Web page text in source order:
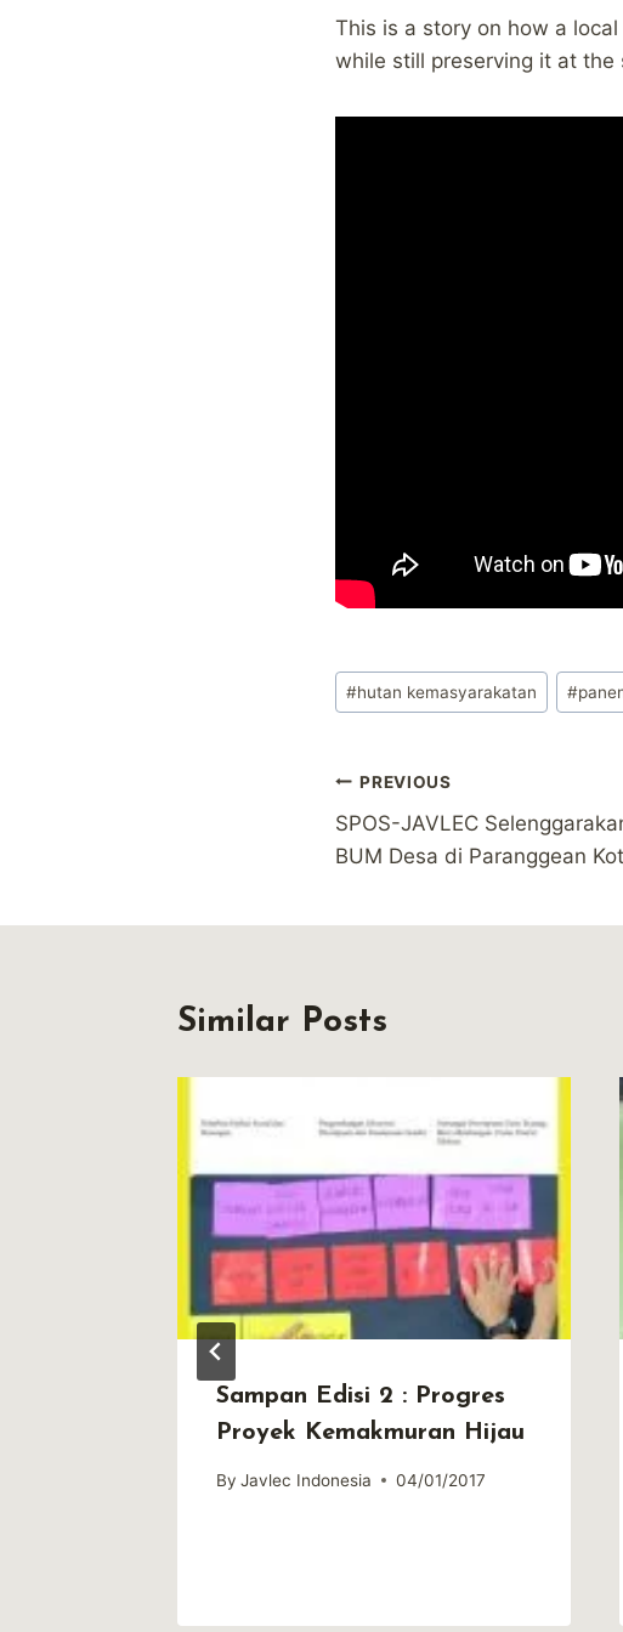
This is a story on how a
while still preserving it at the
Post
Tags:
#hutan kemasyarakatan #
Post
navigation
PREVIOUS
SPOS-JAVLEC
BUM Desa di Paranggean
Similar Posts
Sampan Edisi 2 : Progres
Proyek Kemakmuran Hijau
By Javlec Indonesia 04/01/2017